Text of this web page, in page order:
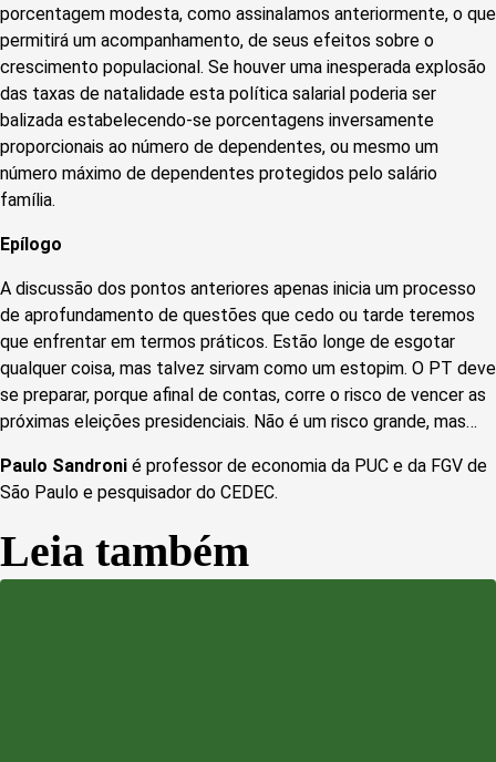
porcentagem modesta, como assinalamos anteriormente, o que
permitirá um acompanhamento, de seus efeitos sobre o
crescimento populacional. Se houver uma inesperada explosão
das taxas de natalidade esta política salarial poderia ser
balizada estabelecendo-se porcentagens inversamente
proporcionais ao número de dependentes, ou mesmo um
número máximo de dependentes protegidos pelo salário
família.
Epílogo
A discussão dos pontos anteriores apenas inicia um processo
de aprofundamento de questões que cedo ou tarde teremos
que enfrentar em termos práticos. Estão longe de esgotar
qualquer coisa, mas talvez sirvam como um estopim. O PT deve
se preparar, porque afinal de contas, corre o risco de vencer as
próximas eleições presidenciais. Não é um risco grande, mas…
Paulo Sandroni é professor de economia da PUC e da FGV de
São Paulo e pesquisador do CEDEC.
Leia também